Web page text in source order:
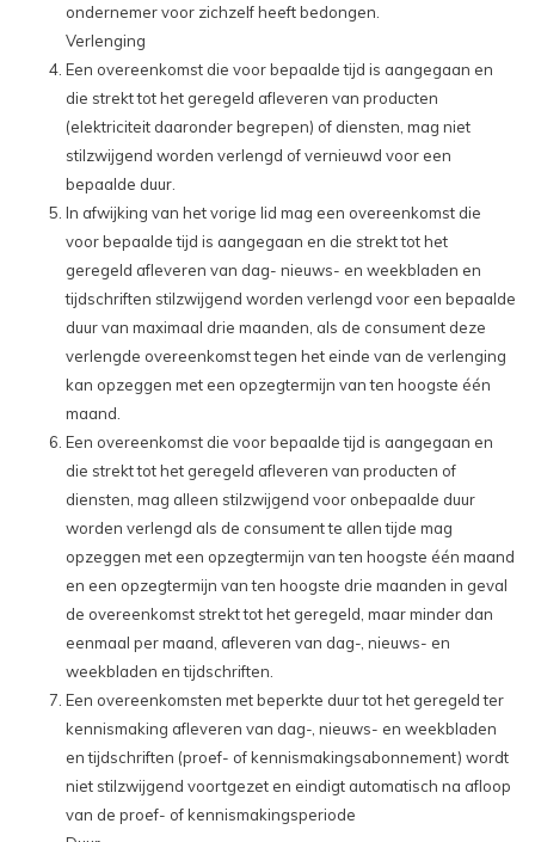
ondernemer voor zichzelf heeft bedongen.
Verlenging
Een overeenkomst die voor bepaalde tijd is aangegaan en
die strekt tot het geregeld afleveren van producten
(elektriciteit daaronder begrepen) of diensten, mag niet
stilzwijgend worden verlengd of vernieuwd voor een
bepaalde duur.
In afwijking van het vorige lid mag een overeenkomst die
voor bepaalde tijd is aangegaan en die strekt tot het
geregeld afleveren van dag- nieuws- en weekbladen en
tijdschriften stilzwijgend worden verlengd voor een bepaalde
duur van maximaal drie maanden, als de consument deze
verlengde overeenkomst tegen het einde van de verlenging
kan opzeggen met een opzegtermijn van ten hoogste één
maand.
Een overeenkomst die voor bepaalde tijd is aangegaan en
die strekt tot het geregeld afleveren van producten of
diensten, mag alleen stilzwijgend voor onbepaalde duur
worden verlengd als de consument te allen tijde mag
opzeggen met een opzegtermijn van ten hoogste één maand
en een opzegtermijn van ten hoogste drie maanden in geval
de overeenkomst strekt tot het geregeld, maar minder dan
eenmaal per maand, afleveren van dag-, nieuws- en
weekbladen en tijdschriften.
Een overeenkomsten met beperkte duur tot het geregeld ter
kennismaking afleveren van dag-, nieuws- en weekbladen
en tijdschriften (proef- of kennismakingsabonnement) wordt
niet stilzwijgend voortgezet en eindigt automatisch na afloop
van de proef- of kennismakingsperiode